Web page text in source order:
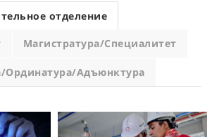
отделение
Магистратура/Специалитет
Ординатура/Адъюнктура